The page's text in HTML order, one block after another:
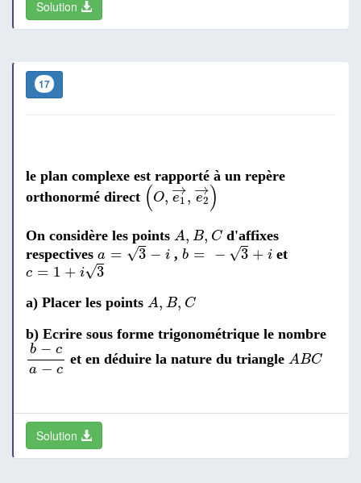
Solution
17
le plan complexe est rapporté à un repère
orthonormé direct (O, →
e1 , →
e2 )
(O,e1→,e2→)
On considère les points A, B, C
A B, C
d'affixes
respectives a = √3 − i
a=3-i
,b = − √3 + i
b =-3 +
et
c = 1 + i√3
c=1+i3
a) Placer les points A, B, C
A B, C
b) Ecrire sous forme trigonométrique le nombre
b − c
a − c
b- ca-c
et en déduire la nature du triangle ABC
A BC
Solution